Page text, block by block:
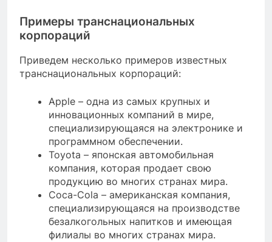
Примеры транснациональных
корпораций
Приведем несколько примеров известных
транснациональных корпораций:
Apple – одна из самых крупных и
инновационных компаний в мире,
специализирующаяся на электронике и
программном обеспечении.
Toyota – японская автомобильная
компания, которая продает свою
продукцию во многих странах мира.
Coca-Cola – американская компания,
специализирующаяся на производстве
безалкогольных напитков и имеющая
филиалы во многих странах мира.